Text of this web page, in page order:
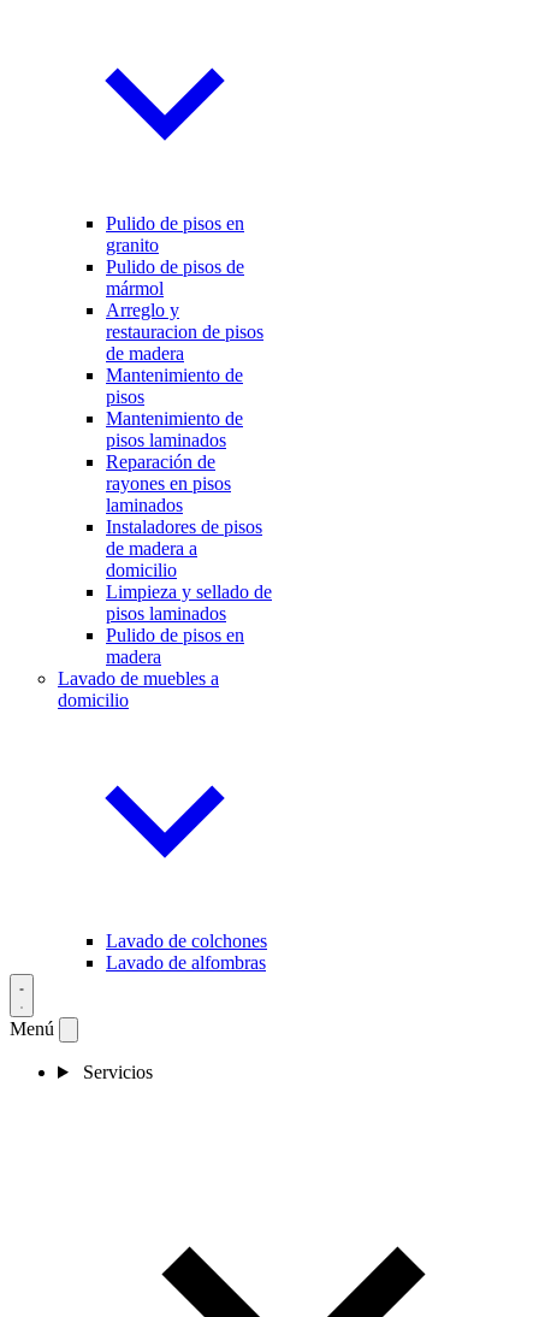
Pulido de pisos en
granito
Pulido de pisos de
mármol
Arreglo y
restauracion de pisos
de madera
Mantenimiento de
pisos
Mantenimiento de
pisos laminados
Reparación de
rayones en pisos
laminados
Instaladores de pisos
de madera a
domicilio
Limpieza y sellado de
pisos laminados
Pulido de pisos en
madera
Lavado de muebles a
domicilio
Lavado de colchones
Lavado de alfombras
Menú
Servicios